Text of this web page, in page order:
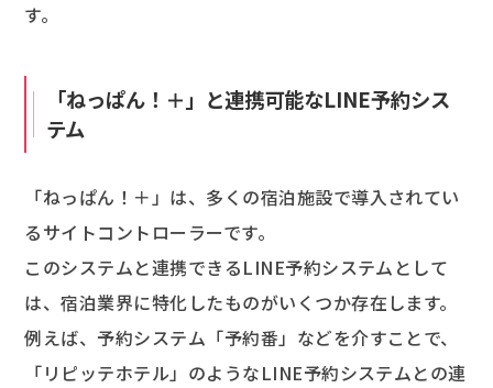
す。
「ねっぱん！＋」と連携可能なLINE予約シス
テム
「ねっぱん！＋」は、多くの宿泊施設で導入されてい
るサイトコントローラーです。
このシステムと連携できるLINE予約システムとして
は、宿泊業界に特化したものがいくつか存在します。
例えば、予約システム「予約番」などを介すことで、
「リピッテホテル」のようなLINE予約システムとの連